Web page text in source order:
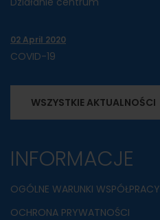
02 April 2020
COVID-19
WSZYSTKIE AKTUALNOŚCI
INFORMACJE
OGÓLNE WARUNKI WSPÓŁPRACY
OCHRONA PRYWATNOŚCI